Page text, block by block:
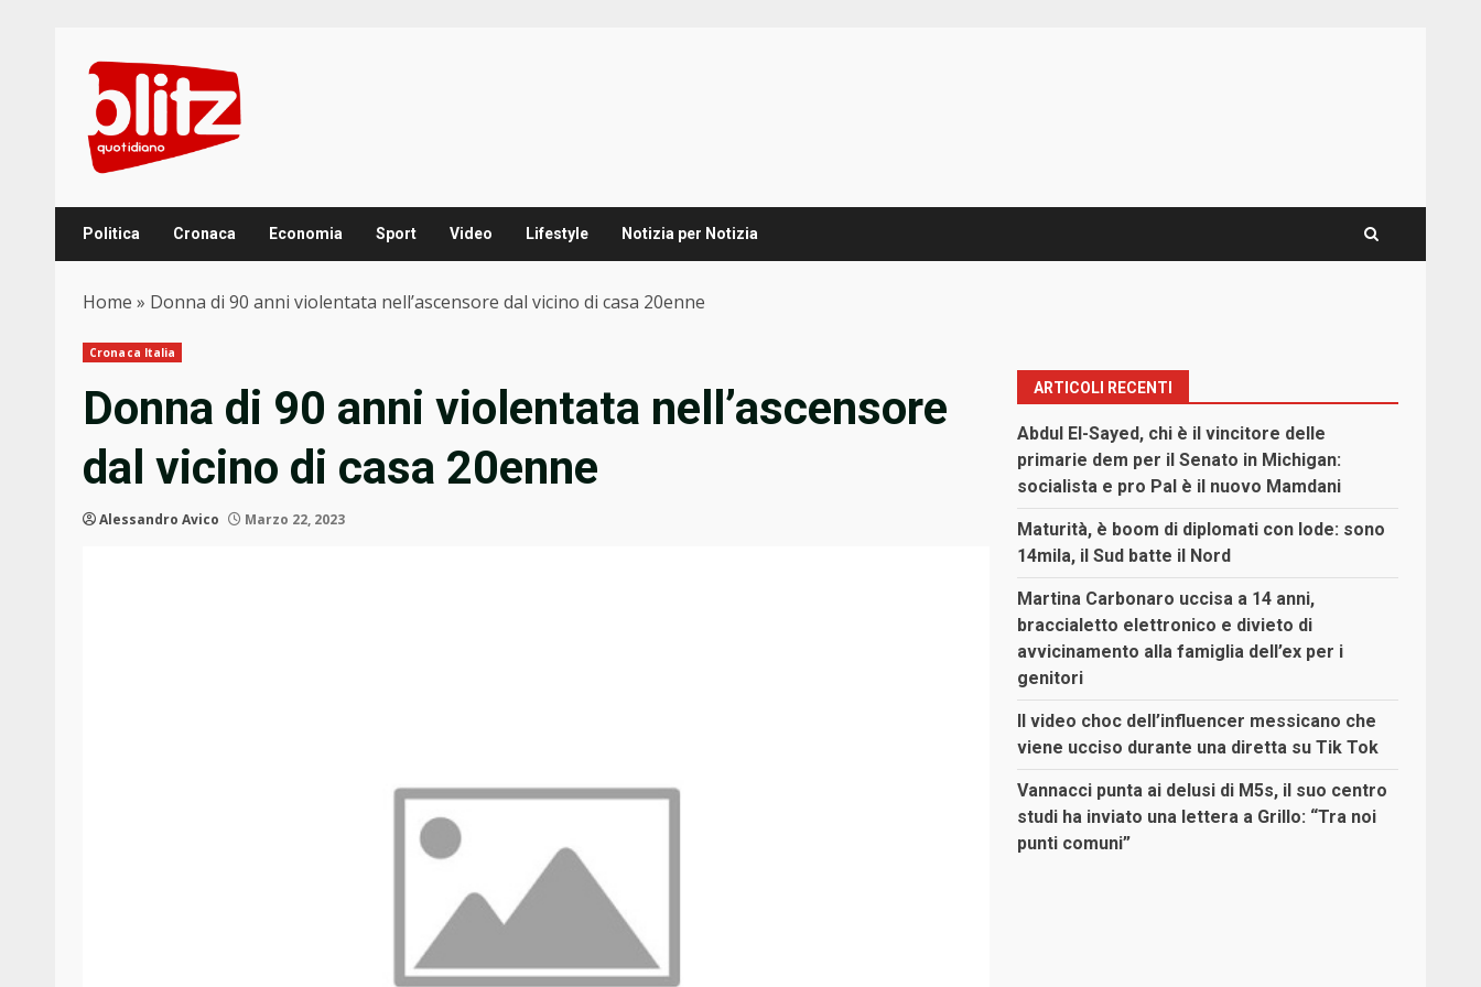
content
Politica Cronaca Economia Sport Video Lifestyle Notizia per Notizia
Home » Donna di 90 anni violentata nell’ascensore dal vicino di casa 20enne
Cronaca Italia
Donna di 90 anni violentata nell’ascensore
dal vicino di casa 20enne
Alessandro Avico Marzo 22, 2023
ARTICOLI RECENTI
Abdul El-Sayed, chi è il vincitore delle
primarie dem per il Senato in Michigan:
socialista e pro Pal è il nuovo Mamdani
Maturità, è boom di diplomati con lode: sono
14mila, il Sud batte il Nord
Martina Carbonaro uccisa a 14 anni,
braccialetto elettronico e divieto di
avvicinamento alla famiglia dell’ex per i
genitori
Il video choc dell’influencer messicano che
viene ucciso durante una diretta su Tik Tok
Vannacci punta ai delusi di M5s, il suo centro
studi ha inviato una lettera a Grillo: “Tra noi
punti comuni”